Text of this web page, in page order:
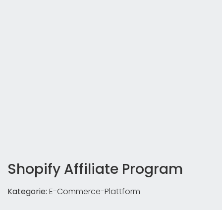
Shopify Affiliate Program
Kategorie: E-Commerce-Plattform